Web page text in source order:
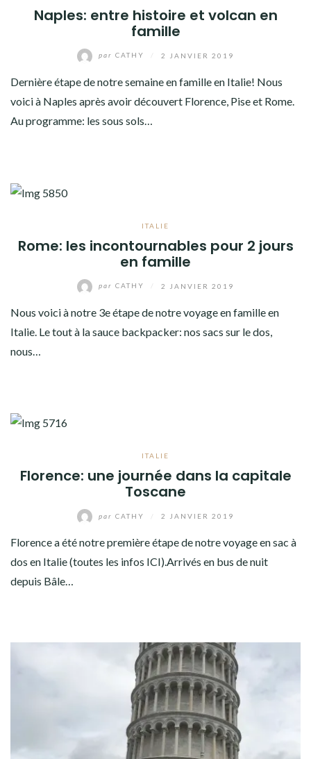
Naples: entre histoire et volcan en
famille
par CATHY 2 JANVIER 2019
Dernière étape de notre semaine en famille en Italie! Nous
voici à Naples après avoir découvert Florence, Pise et Rome.
Au programme: les sous sols…
ITALIE
Rome: les incontournables pour 2 jours
en famille
par CATHY 2 JANVIER 2019
Nous voici à notre 3e étape de notre voyage en famille en
Italie. Le tout à la sauce backpacker: nos sacs sur le dos,
nous…
ITALIE
Florence: une journée dans la capitale
Toscane
par CATHY 2 JANVIER 2019
Florence a été notre première étape de notre voyage en sac à
dos en Italie (toutes les infos ICI).Arrivés en bus de nuit
depuis Bâle…